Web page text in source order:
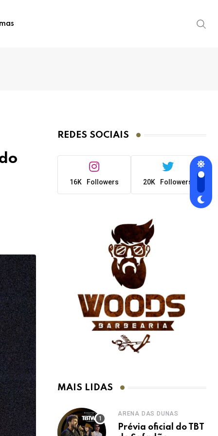
REDES SOCIAIS
16K Followers 20K Followers
MAIS LIDAS
ARENA DAS DUNAS
Prévia oficial do TBT